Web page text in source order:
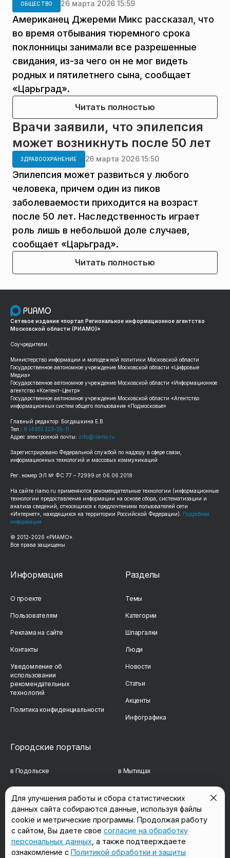
ОБЩЕСТВО 26 марта 2026 15:59
Американец Джереми Микс рассказал, что
во время отбывания тюремного срока
поклонницы занимали все разрешенные
свидания, из-за чего он не мог видеть
родных и пятилетнего сына, сообщает
«Царьград».
Читать полностью
Врачи заявили, что эпилепсия
может возникнуть после 50 лет
ЗДРАВООХРАНЕНИЕ 26 марта 2026 15:50
Эпилепсия может развиться у любого
человека, причем один из пиков
заболеваемости приходится на возраст
после 50 лет. Наследственность играет
роль лишь в небольшой доле случаев,
сообщает «Царьград».
Читать полностью
Сетевое издание «портал Региональное информационное агентство
Московской области (РИАМО)»
Соучредители:
Министерство информации и молодежной политики Московской области
Государственное автономное учреждение Московской области «Цифровые
Медиа»
Государственное автономное учреждение Московской области «Информационное
агентство «Контент-Центр»
Государственное автономное учреждение Московской области «Агентство
информационных систем общего пользования «Подмосковье»
Главный редактор: Богдашкина Е.В.
Тел.: 8 (495) 223-35-11
Адрес электронной почты: info@riamo.ru
Зарегистрировано Федеральной службой по надзору в сфере связи,
информационных технологий и массовых коммуникаций
Рег. номер ЭЛ № ФС 77 – 72999 от 06.06.2018
На сайте riamo.ru применяются рекомендательные технологии (информационные
технологии предоставления информации на основе сбора, систематизации и
анализа сведений, относящихся к предпочтениям пользователей сети
«Интернет», находящихся на территории Российской Федерации). Подробная
информация
© 2012-2026 «РИАМО».
Все права защищены
Информация
О проекте
Пользователям
Реклама на сайте
Контакты
Уведомление об
использовании
рекомендательных
технологий
Политика конфиденциальности
Разделы
Темы
Категории
Шпаргалки
Люди
Новости
Статьи
Акценты
Инфографика
Городские порталы
в Подольске в Мытищах
в Сергиевом Посаде в Люберцах
в Красногорске в Королёве
в Домодедово в Щёлково
Для улучшения работы и сбора статистических
данных сайта собираются данные, используя файлы
cookie и метрические программы. Продолжая работу
с сайтом, Вы даете свое согласие на обработку
персональных данных , а также подтверждаете
ознакомление с Политикой обработки и защиты